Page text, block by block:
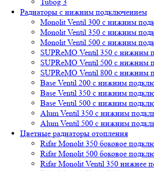
Радиаторы с нижним подключением
Monolit Ventil 300 с нижним
Monolit Ventil 350 с нижним
Monolit Ventil 500 с нижним
SUPReMO Ventil 350 с нижним
SUPReMO Ventil 500 с нижним
SUPReMO Ventil 800 с нижним
Base Ventil 200 с нижним
Base Ventil 350 с нижним
Base Ventil 500 с нижним
Alum Ventil 350 с нижним
Alum Ventil 500 с нижним
Цветные радиаторы отопления
Rifar Monolit 350 боковое
Rifar Monolit 500 боковое
Rifar Monolit Ventil 350 нижнее